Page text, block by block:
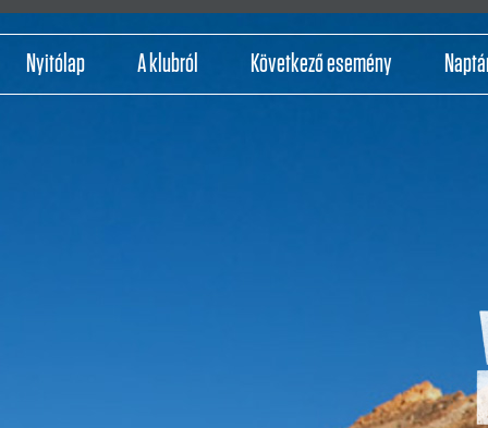
Nyitólap A klubról Következő esemény